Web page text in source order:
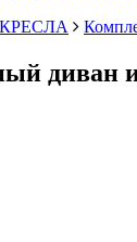
диван